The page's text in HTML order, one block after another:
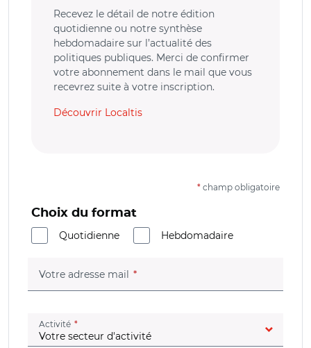
Recevez le détail de notre édition
quotidienne ou notre synthèse
hebdomadaire sur l’actualité des
politiques publiques. Merci de confirmer
votre abonnement dans le mail que vous
recevrez suite à votre inscription.
Découvrir Localtis
* champ obligatoire
Choix du format
Quotidienne
Hebdomadaire
Votre adresse mail (champ obligatoire)
Activité (champ obligatoire)